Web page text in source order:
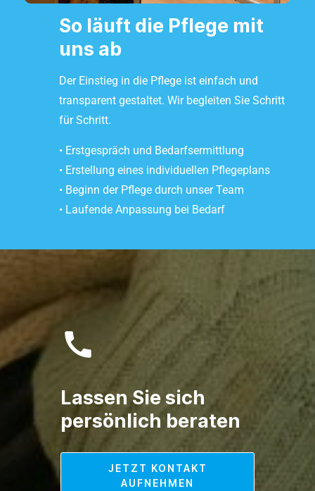
So läuft die Pflege mit
uns ab
Der Einstieg in die Pflege ist einfach und
transparent gestaltet. Wir begleiten Sie Schritt
für Schritt.
• Erstgespräch und Bedarfsermittlung
• Erstellung eines individuellen Pflegeplans
• Beginn der Pflege durch unser Team
• Laufende Anpassung bei Bedarf
Lassen Sie sich
persönlich beraten
JETZT KONTAKT
AUFNEHMEN